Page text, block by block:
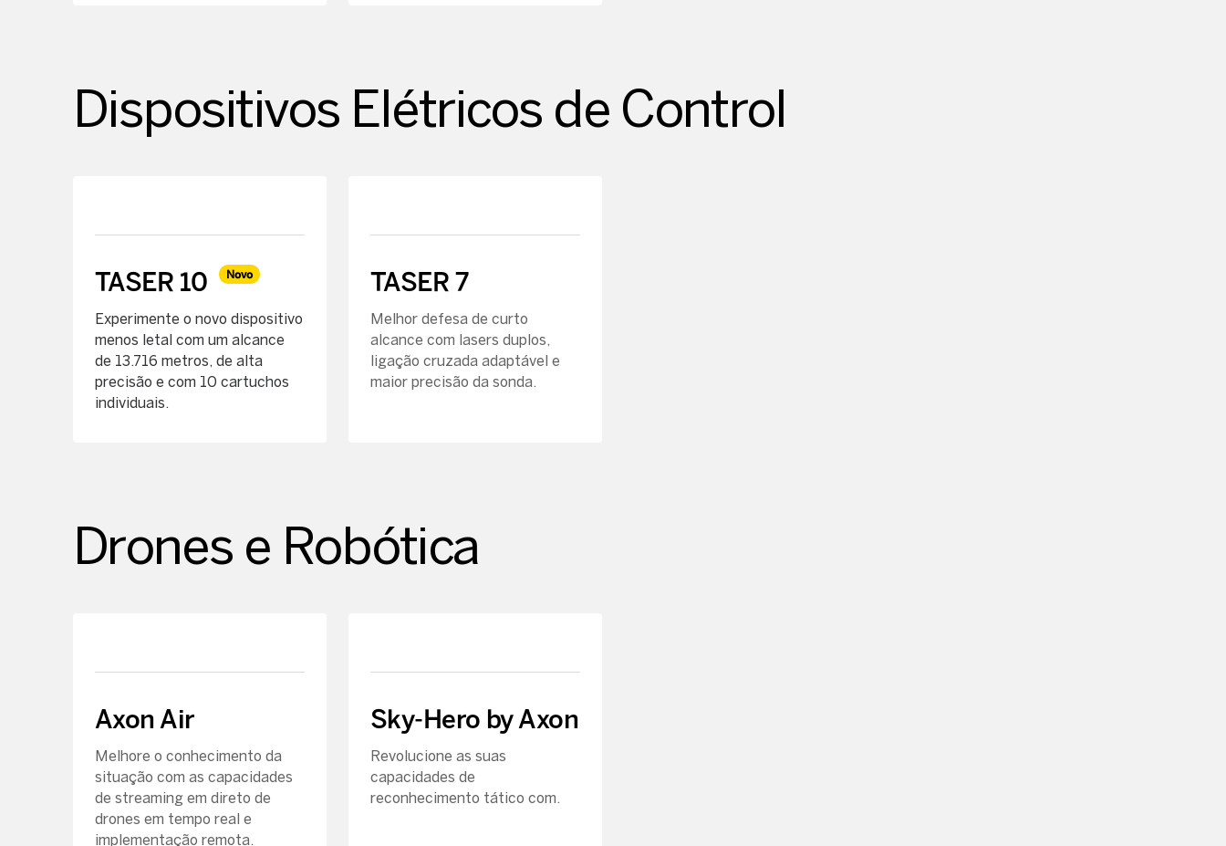
Dispositivos Elétricos de Control
TASER 10 Novo
Experimente o novo dispositivo
menos letal com um alcance
de 13.716 metros, de alta
precisão e com 10 cartuchos
individuais.
TASER 7
Melhor defesa de curto
alcance com lasers duplos,
ligação cruzada adaptável e
maior precisão da sonda.
Drones e Robótica
Axon Air
Melhore o conhecimento da
situação com as capacidades
de streaming em direto de
drones em tempo real e
implementação remota.
Sky-Hero by Axon
Revolucione as suas
capacidades de
reconhecimento tático com.